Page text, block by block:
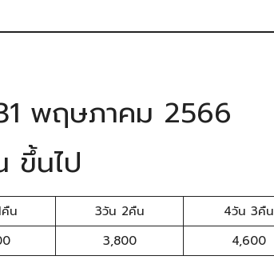
พฤษภาคม 2566
ขึ้นไป
น 3วัน 2คืน
4วัน 3คืน
3,800 4,600